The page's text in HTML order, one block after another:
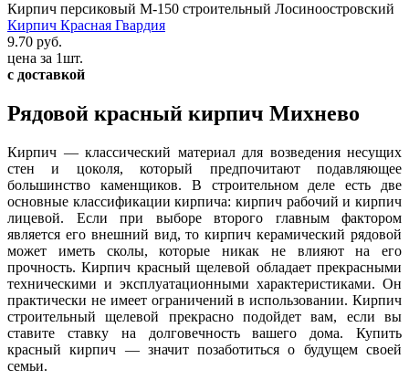
Кирпич персиковый М-150 строительный Лосиноостровский
Кирпич Красная Гвардия
9.70 руб.
цена за 1шт.
с доставкой
Рядовой красный кирпич Михнево
Кирпич — классический материал для возведения несущих
стен и цоколя, который предпочитают подавляющее
большинство каменщиков. В строительном деле есть две
основные классификации кирпича: кирпич рабочий и кирпич
лицевой. Если при выборе второго главным фактором
является его внешний вид, то кирпич керамический рядовой
может иметь сколы, которые никак не влияют на его
прочность. Кирпич красный щелевой обладает прекрасными
техническими и эксплуатационными характеристиками. Он
практически не имеет ограничений в использовании. Кирпич
строительный щелевой прекрасно подойдет вам, если вы
ставите ставку на долговечность вашего дома. Купить
красный кирпич — значит позаботиться о будущем своей
семьи.